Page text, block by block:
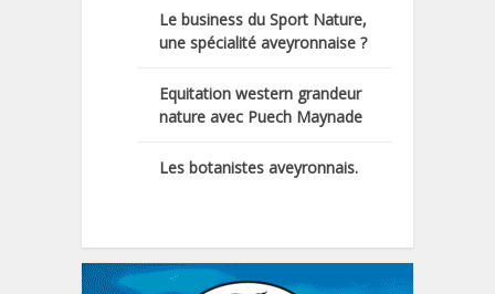
Le business du Sport Nature,
une spécialité aveyronnaise ?
Equitation western grandeur
nature avec Puech Maynade
Les botanistes aveyronnais.